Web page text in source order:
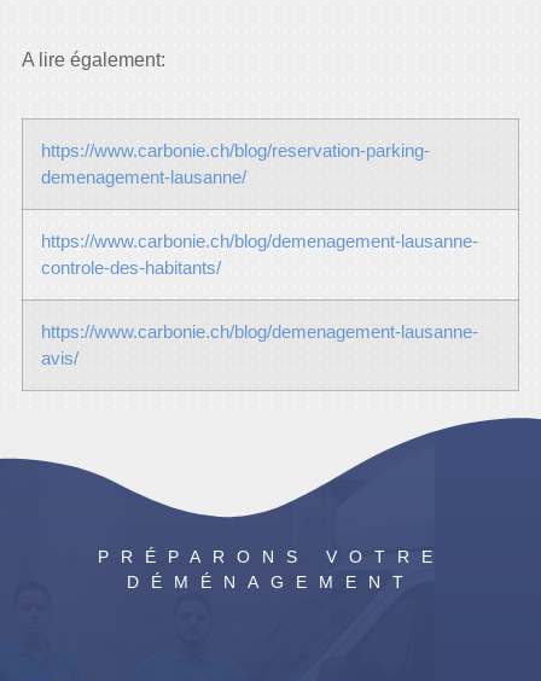
A lire également:
https://www.carbonie.ch/blog/reservation-parking-
demenagement-lausanne/
https://www.carbonie.ch/blog/demenagement-lausanne-
controle-des-habitants/
https://www.carbonie.ch/blog/demenagement-lausanne-
avis/
PRÉPARONS VOTRE
DÉMÉNAGEMENT